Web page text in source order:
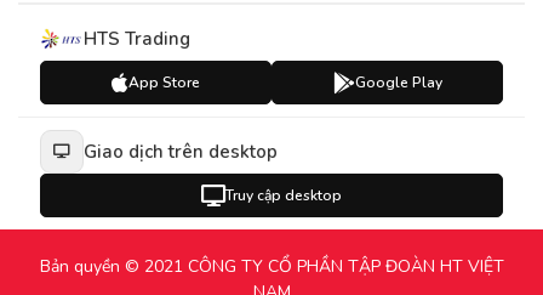
HTS Trading
App Store Google Play
Giao dịch trên desktop
Truy cập desktop
Bản quyền © 2021 CÔNG TY CỔ PHẦN TẬP ĐOÀN HT VIỆT